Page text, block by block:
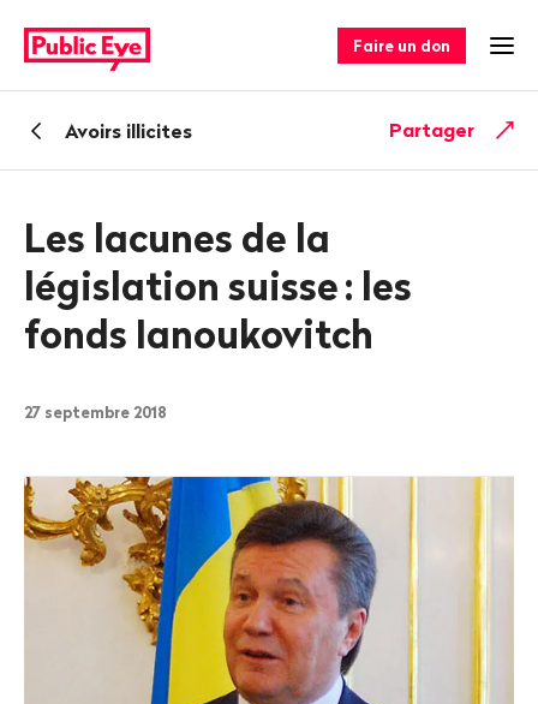
sur
publiceye.ch
rapide
Faire un don
RetourAvoirs illicites Partager
Les lacunes de la
législation suisse: les
fonds Ianoukovitch
27 septembre 2018